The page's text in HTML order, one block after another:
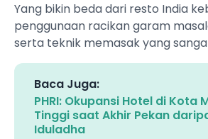
Yang bikin beda dari resto India
penggunaan racikan garam
serta teknik memasak yang
Baca Juga:
PHRI: Okupansi Hotel di Kota
Tinggi saat Akhir Pekan
Iduladha